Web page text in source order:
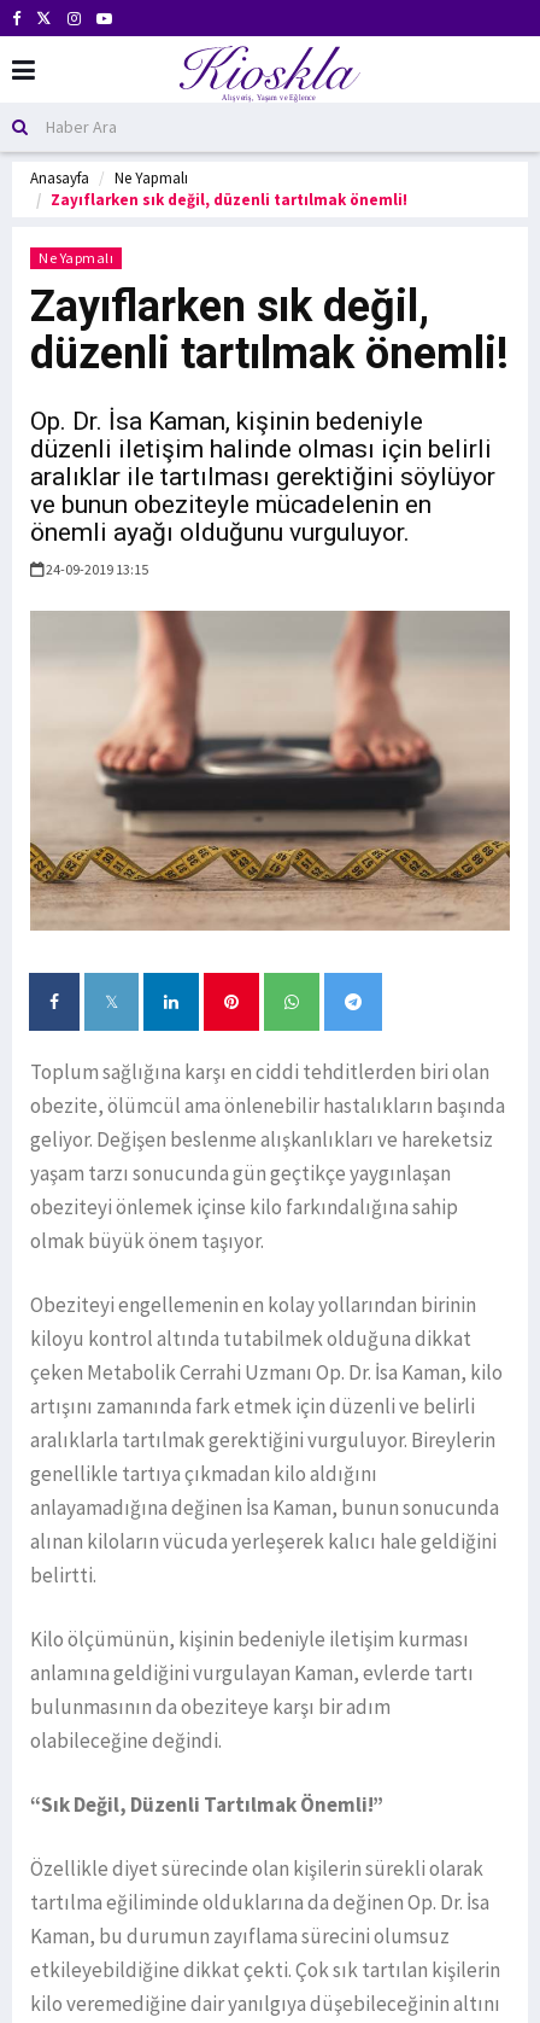
Anasayfa
Ne Yapmalı
Zayıflarken sık değil, düzenli tartılmak önemli!
Ne Yapmalı
Zayıflarken sık değil,
düzenli tartılmak önemli!
Op. Dr. İsa Kaman, kişinin bedeniyle
düzenli iletişim halinde olması için belirli
aralıklar ile tartılması gerektiğini söylüyor
ve bunun obeziteyle mücadelenin en
önemli ayağı olduğunu vurguluyor.
24-09-2019 13:15
Toplum sağlığına karşı en ciddi tehditlerden biri olan
obezite, ölümcül ama önlenebilir hastalıkların başında
geliyor. Değişen beslenme alışkanlıkları ve hareketsiz
yaşam tarzı sonucunda gün geçtikçe yaygınlaşan
obeziteyi önlemek içinse kilo farkındalığına sahip
olmak büyük önem taşıyor.
Obeziteyi engellemenin en kolay yollarından birinin
kiloyu kontrol altında tutabilmek olduğuna dikkat
çeken Metabolik Cerrahi Uzmanı Op. Dr. İsa Kaman, kilo
artışını zamanında fark etmek için düzenli ve belirli
aralıklarla tartılmak gerektiğini vurguluyor. Bireylerin
genellikle tartıya çıkmadan kilo aldığını
anlayamadığına değinen İsa Kaman, bunun sonucunda
alınan kiloların vücuda yerleşerek kalıcı hale geldiğini
belirtti.
Kilo ölçümünün, kişinin bedeniyle iletişim kurması
anlamına geldiğini vurgulayan Kaman, evlerde tartı
bulunmasının da obeziteye karşı bir adım
olabileceğine değindi.
“Sık Değil, Düzenli Tartılmak Önemli!”
Özellikle diyet sürecinde olan kişilerin sürekli olarak
tartılma eğiliminde olduklarına da değinen Op. Dr. İsa
Kaman, bu durumun zayıflama sürecini olumsuz
etkileyebildiğine dikkat çekti. Çok sık tartılan kişilerin
kilo veremediğine dair yanılgıya düşebileceğinin altını